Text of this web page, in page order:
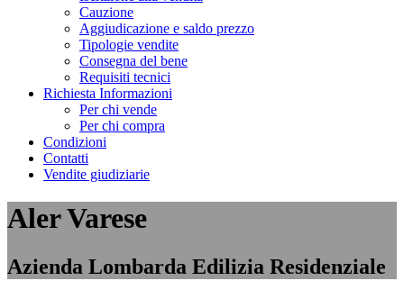
Cauzione
Aggiudicazione e saldo prezzo
Tipologie vendite
Consegna del bene
Requisiti tecnici
Richiesta Informazioni
Per chi vende
Per chi compra
Condizioni
Contatti
Vendite giudiziarie
Aler Varese
Azienda Lombarda Edilizia Residenziale